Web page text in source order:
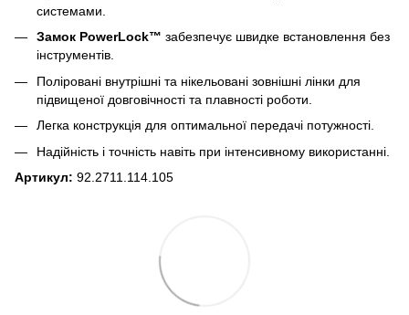
системами.
Замок PowerLock™ забезпечує швидке встановлення без
інструментів.
Поліровані внутрішні та нікельовані зовнішні лінки для
підвищеної довговічності та плавності роботи.
Легка конструкція для оптимальної передачі потужності
Надійність і точність навіть при інтенсивному використанні.
Артикул: 92.2711.114.105